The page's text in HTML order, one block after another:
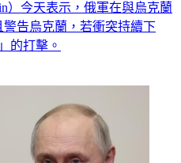
）今天表示，俄軍在與烏克蘭
告烏克蘭，若衝突持續下
的打擊。